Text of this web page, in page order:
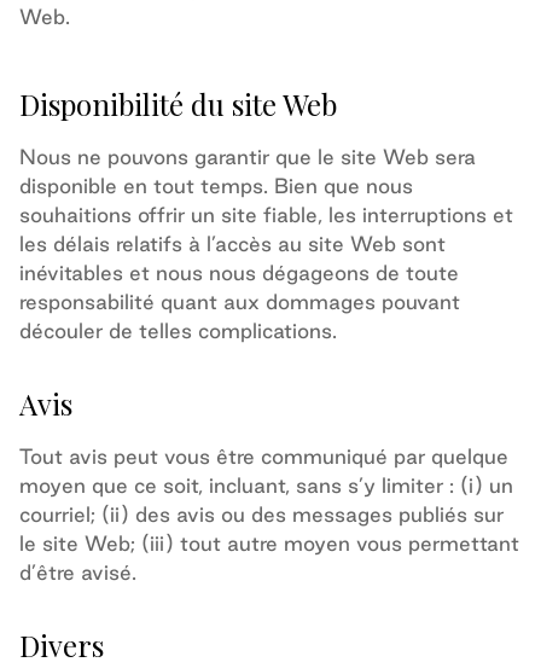
Web.
Disponibilité du site Web
Nous ne pouvons garantir que le site Web sera
disponible en tout temps. Bien que nous
souhaitions offrir un site fiable, les interruptions et
les délais relatifs à l’accès au site Web sont
inévitables et nous nous dégageons de toute
responsabilité quant aux dommages pouvant
découler de telles complications.
Avis
Tout avis peut vous être communiqué par quelque
moyen que ce soit, incluant, sans s’y limiter : (i) un
courriel; (ii) des avis ou des messages publiés sur
le site Web; (iii) tout autre moyen vous permettant
d’être avisé.
Divers